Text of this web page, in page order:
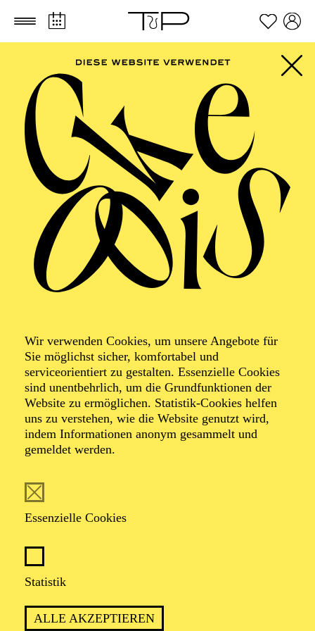
Zum Hauptinhalt springen Zum Footer springen
Wir verwenden Cookies, um unsere Angebote für
Sie möglichst sicher, komfortabel und
serviceorientiert zu gestalten. Essenzielle Cookies
sind unentbehrlich, um die Grundfunktionen der
Website zu ermöglichen. Statistik-Cookies helfen
uns zu verstehen, wie die Website genutzt wird,
indem Informationen anonym gesammelt und
gemeldet werden.
Essenzielle Cookies
Statistik
ALLE AKZEPTIEREN
Foto: Johan Sandberg
Dale Rhodes
Tänzer (Gruppe)
zunächst durch das Northern Ballet Training
National Ballet School fortsetzte und sich von 2010 bis
vervollkommnete. Im Anschluss daran wurde er in
Hamburg Mitglied der Compagnie und blieb dort bis